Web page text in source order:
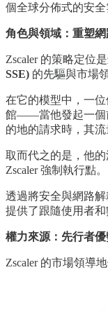
個全球分佈式的安全
角色與領域：重塑
Zscaler 的策略定位是
SSE) 的先驅與市場
在它的模型中，一
館——當他發起一個
的地的請求時，其
取而代之的是，他
Zscaler 強制執行點。
透過將安全與網路
提供了跟隨使用者和
權力來源：先行者
Zscaler 的市場領導